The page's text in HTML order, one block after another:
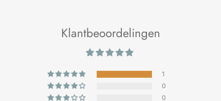
Klantbeoordelingen
1
0
0